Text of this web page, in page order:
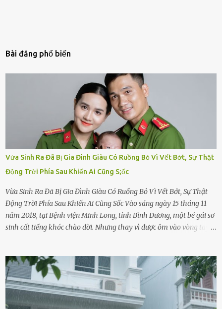
Bài đăng phổ biến
Vừa Sinh Ra Đã Bị Gia Đình Giàu Có Ruồng Bỏ Vì Vết Bớt, Sự Thật
Động Trời Phía Sau Khiến Ai Cũng S;ốc
Vừa Sinh Ra Đã Bị Gia Đình Giàu Có Ruồng Bỏ Vì Vết Bớt, Sự Thật
Động Trời Phía Sau Khiến Ai Cũng Sốc Vào sáng ngày 15 tháng 11
năm 2018, tại Bệnh viện Minh Long, tỉnh Bình Dương, một bé gái sơ
sinh cất tiếng khóc chào đời. Nhưng thay vì được ôm vào vòng tay
hảo, địa vị cao sang của ông Trần Quốc Tùng xem như điềm gở. Ông
Tùng, một doanh nhân quyền lực có tiếng ở Bình Dương, cùng vợ là
bà Đỗ Thị Nga, lập tức ra quyết định nhẫn tâm: bỏ lại đứa trẻ. Họ
viện cớ “không đủ khả năng nuôi dưỡng” và ký vào giấy từ chối